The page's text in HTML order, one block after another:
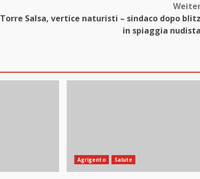
Torre Salsa, vertice naturisti – sindaco dopo
in spiaggia
Agrigento Salute